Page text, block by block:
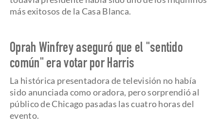
más exitosos de la Casa Blanca.
Oprah Winfrey aseguró que el "sentido
común" era votar por Harris
La histórica presentadora de televisión no había
sido anunciada como oradora, pero sorprendió al
público de Chicago pasadas las cuatro horas del
evento.